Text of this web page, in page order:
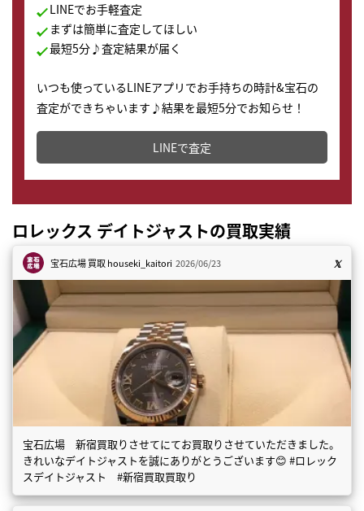
LINEでお手軽査定
まずは簡単に査定してほしい
最短5分♪査定結果が届く
いつも使っているLINEアプリでお手持ちの時計&宝石の
査定ができちゃいます♪結果を最短5分でお知らせ！
どこからでもすぐに査定金額を知ることが出来ます。
LINEで査定
ロレックス デイトジャストの買取実績
宝石広場 買取houseki_kaitori 2026/06/23
宝石広場 新宿買取りさせてにてお買取りさせていただきました。
きれいなデイトジャストを誠にありがとうございます😊 #ロレック
スデイトジャスト #新宿買取買取り